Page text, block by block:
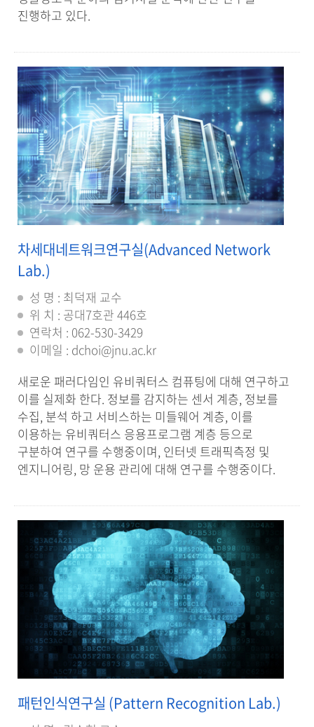
진행하고 있다.
차세대네트워크연구실(Advanced Network
Lab.)
성 명 : 최덕재 교수
위 치 : 공대7호관 446호
연락처 : 062-530-3429
이메일 : dchoi@jnu.ac.kr
새로운 패러다임인 유비쿼터스 컴퓨팅에 대해 연구하고
이를 실제화 한다. 정보를 감지하는 센서 계층, 정보를
수집, 분석 하고 서비스하는 미들웨어 계층, 이를
이용하는 유비쿼터스 응용프로그램 계층 등으로
구분하여 연구를 수행중이며, 인터넷 트래픽측정 및
엔지니어링, 망 운용 관리에 대해 연구를 수행중이다.
패턴인식연구실 (Pattern Recognition Lab.)